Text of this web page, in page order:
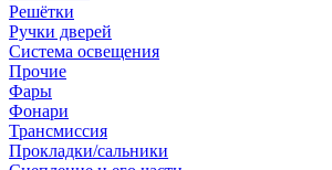
Решётки
Ручки дверей
Система освещения
Прочие
Фары
Фонари
Трансмиссия
Прокладки/сальники